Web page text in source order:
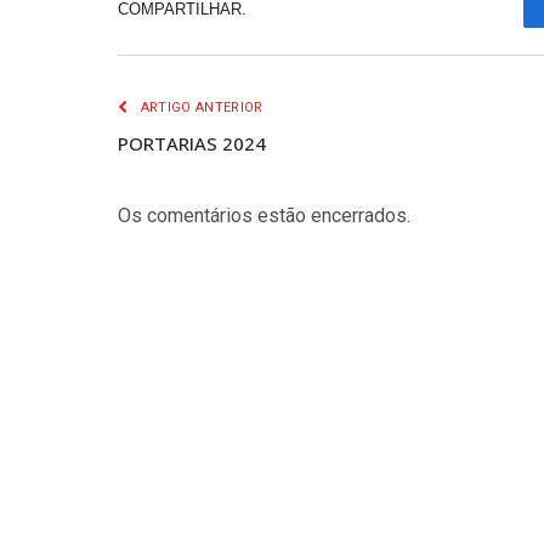
COMPARTILHAR.
ARTIGO ANTERIOR
PORTARIAS 2024
Os comentários estão encerrados.